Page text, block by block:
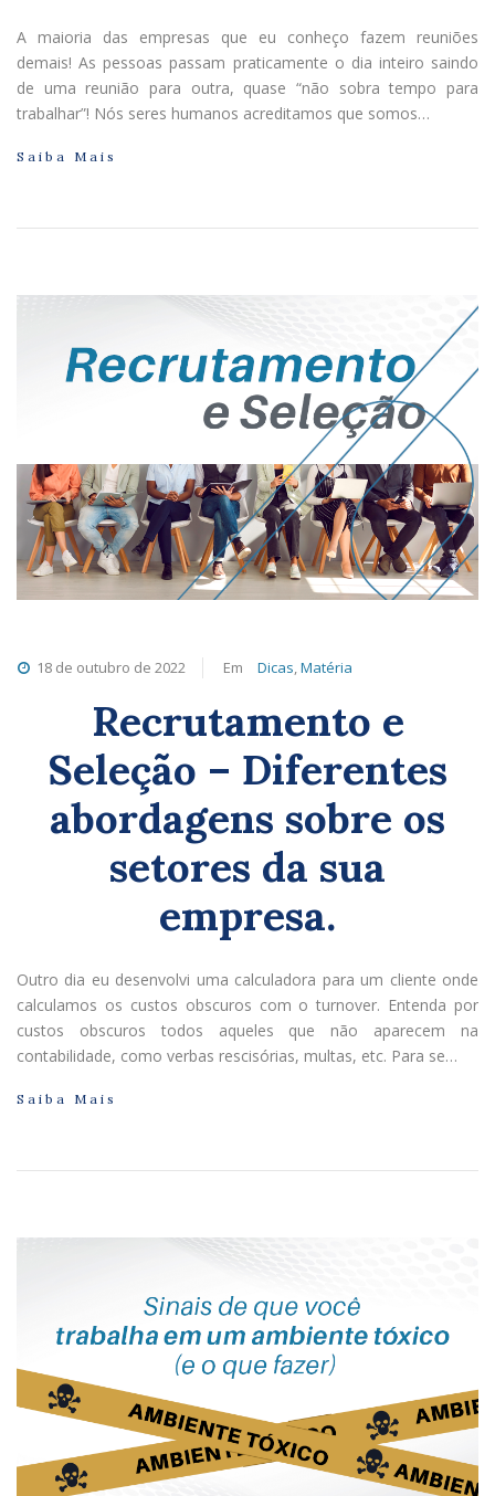
A maioria das empresas que eu conheço fazem reuniões
demais! As pessoas passam praticamente o dia inteiro saindo
de uma reunião para outra, quase “não sobra tempo para
trabalhar”! Nós seres humanos acreditamos que somos…
Saiba Mais
18 de outubro de 2022 Em Dicas,Matéria
Recrutamento e
Seleção – Diferentes
abordagens sobre os
setores da sua
empresa.
Outro dia eu desenvolvi uma calculadora para um cliente onde
calculamos os custos obscuros com o turnover. Entenda por
custos obscuros todos aqueles que não aparecem na
contabilidade, como verbas rescisórias, multas, etc. Para se…
Saiba Mais